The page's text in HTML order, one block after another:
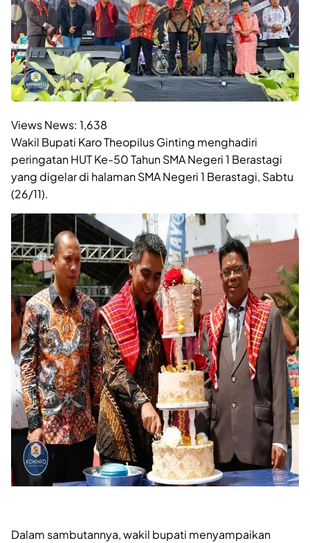
Views News: 1,638
Wakil Bupati Karo Theopilus Ginting menghadiri
peringatan HUT Ke-50 Tahun SMA Negeri 1 Berastagi
yang digelar di halaman SMA Negeri 1 Berastagi, Sabtu
(26/11).
Dalam sambutannya, wakil bupati menyampaikan